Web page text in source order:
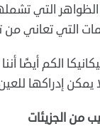
التي
التي تعاني من
الكم أيضًا
يمكن إدراكها
من الجزيئات